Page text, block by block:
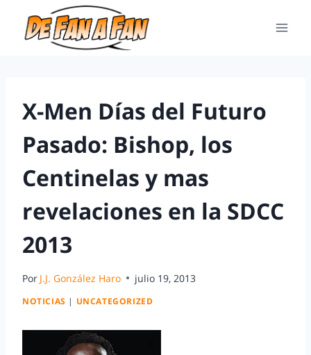
X-Men Días del Futuro
Pasado: Bishop, los
Centinelas y mas
revelaciones en la SDCC
2013
Por J.J. González Haro julio 19, 2013
NOTICIAS | UNCATEGORIZED